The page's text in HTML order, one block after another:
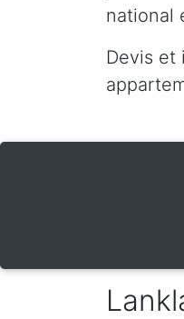
national
Devis et